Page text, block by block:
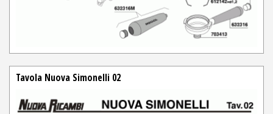
Tavola Nuova Simonelli 02